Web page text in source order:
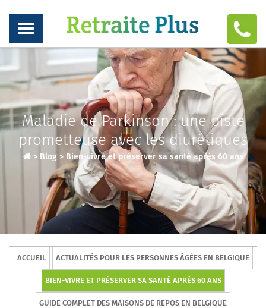
Maladie de Parkinson : une piste
prometteuse avec les diurétiques
> Blog> Bien-vivre et préserver sa santé après 60 ans
ACCUEIL ACTUALITÉS POUR LES PERSONNES ÂGÉES EN BELGIQUE
BIEN-VIVRE ET PRÉSERVER SA SANTÉ APRÈS 60 ANS
GUIDE COMPLET DES MAISONS DE REPOS EN BELGIQUE